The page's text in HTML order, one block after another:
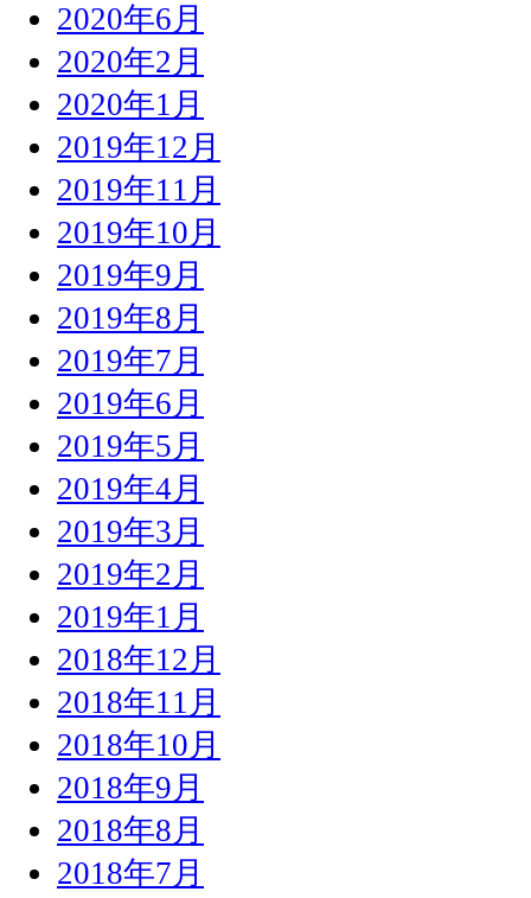
2020年6月
2020年2月
2020年1月
2019年12月
2019年11月
2019年10月
2019年9月
2019年8月
2019年7月
2019年6月
2019年5月
2019年4月
2019年3月
2019年2月
2019年1月
2018年12月
2018年11月
2018年10月
2018年9月
2018年8月
2018年7月